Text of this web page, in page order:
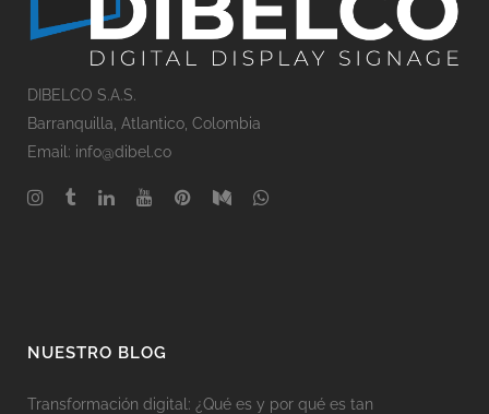
DIBELCO S.A.S.
Barranquilla , Atlantico, Colombia
Email: info@dibel.co
NUESTRO BLOG
Transformación digital: ¿Qué es y por qué es tan